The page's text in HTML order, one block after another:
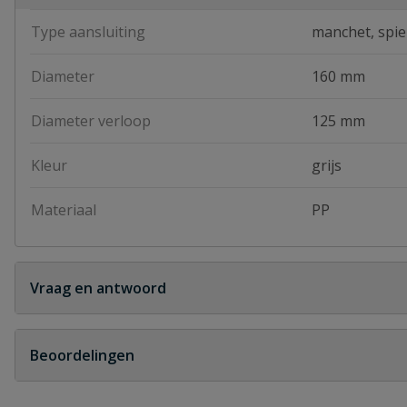
Type aansluiting manchet, spie
Diameter 160 mm
Diameter verloop 125 mm
Kleur grijs
Materiaal PP
Vraag en antwoord
Geen vragen
Beoordelingen